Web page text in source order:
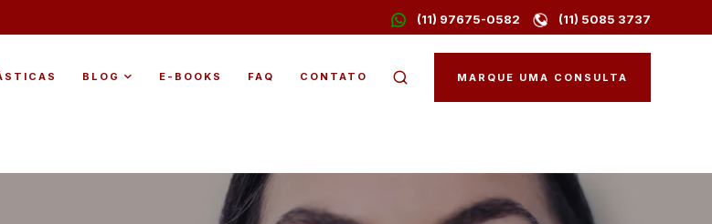
(11) 5085 3737
(11) 97675-0582
BLOG E-BOOKS FAQ CONTATO MARQUE UMA CONSULTA